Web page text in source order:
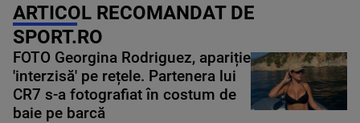
ARTICOL RECOMANDAT DE
SPORT.RO
FOTO Georgina Rodriguez, apariție
'interzisă' pe rețele. Partenera lui
CR7 s-a fotografiat în costum de
baie pe barcă